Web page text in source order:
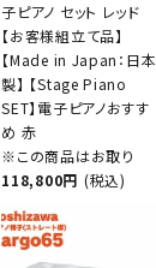
子ピアノ セット レッド
【お客様組立て品】
【Made in Japan：日本
製】 【Stage Piano
SET】電子ピアノおすす
め 赤
※この商品はお取り
118,800円 (税込)